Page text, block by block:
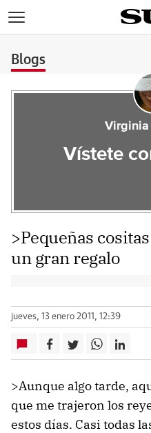
Blogs
Virginia
Vístete
>Pequeñas
un gran regalo
jueves, 13 enero 2011, 12:39
>Aunque algo tarde,
que me trajeron los
estos días. Casi todas